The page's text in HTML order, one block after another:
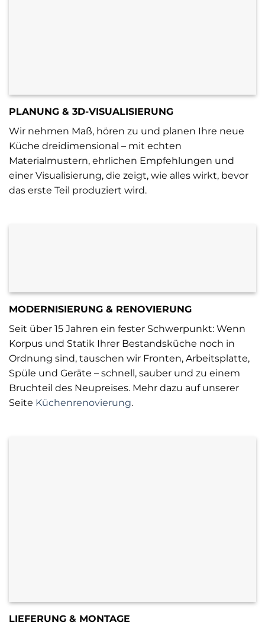
PLANUNG & 3D-VISUALISIERUNG
Wir nehmen Maß, hören zu und planen Ihre neue
Küche dreidimensional – mit echten
Materialmustern, ehrlichen Empfehlungen und
einer Visualisierung, die zeigt, wie alles wirkt, bevor
das erste Teil produziert wird.
MODERNISIERUNG & RENOVIERUNG
Seit über 15 Jahren ein fester Schwerpunkt: Wenn
Korpus und Statik Ihrer Bestandsküche noch in
Ordnung sind, tauschen wir Fronten, Arbeitsplatte,
Spüle und Geräte – schnell, sauber und zu einem
Bruchteil des Neupreises. Mehr dazu auf unserer
Seite Küchenrenovierung.
LIEFERUNG & MONTAGE